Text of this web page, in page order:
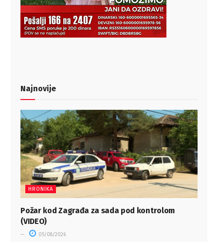
Najnovije
HRONIKA
Požar kod Zagrađa za sada pod kontrolom
(VIDEO)
05/08/2026